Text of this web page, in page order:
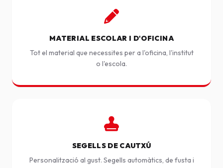
MATERIAL ESCOLAR I D'OFICINA
Tot el material que necessites per a l'oficina, l'institut
o l'escola.
SEGELLS DE CAUTXÚ
Personalització al gust. Segells automàtics, de fusta i